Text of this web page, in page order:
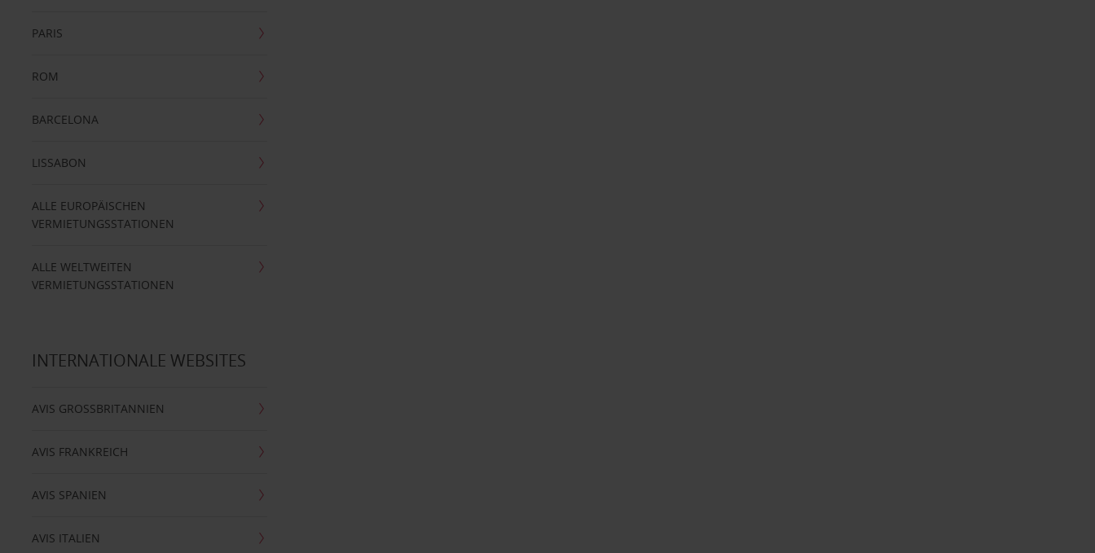
PARIS
ROM
BARCELONA
LISSABON
ALLE EUROPÄISCHEN
VERMIETUNGSSTATIONEN
ALLE WELTWEITEN
VERMIETUNGSSTATIONEN
INTERNATIONALE WEBSITES
AVIS GROSSBRITANNIEN
AVIS FRANKREICH
AVIS SPANIEN
AVIS ITALIEN